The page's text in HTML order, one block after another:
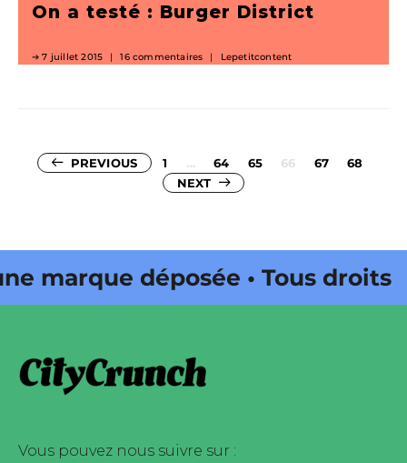
On a testé : Burger District
7 juillet 2015 16 commentaires Lepetitcontent
Pagination
des
PREVIOUS 1 … 64 65 66 67
68
NEXT
déposée • Tous droits
déposée • Tous droits
édité par Buena Onda Web •
Vous pouvez nous suivre sur :